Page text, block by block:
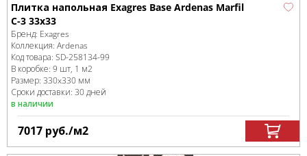
Плитка напольная Exagres Base Ardenas Marfil
C-3 33x33
Бренд: Exagres
Коллекция: Ardenas
Код товара: SD-258134-99
В коробке: 9 шт, 1 м2
Размер: 330x330 мм
Сроки доставки: 30 дней
в наличии
7017 руб./м2